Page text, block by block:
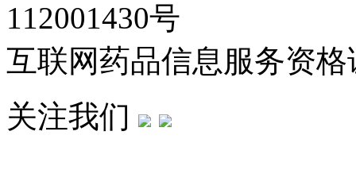
112001430号
互联网药品信息服务资
关注我们